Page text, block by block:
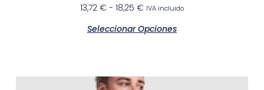
13,72 € - 18,25 € IVA incluido
Seleccionar Opciones